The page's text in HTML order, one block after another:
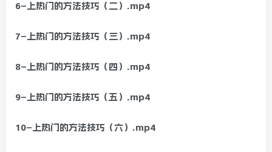
6–上热门的方法技巧（二）.mp4
7–上热门的方法技巧（三）.mp4
8–上热门的方法技巧（四）.mp4
9–上热门的方法技巧（五）.mp4
10–上热门的方法技巧（六）.mp4